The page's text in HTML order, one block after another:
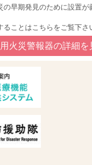
早期発見のために設置が
ことはこちらをご覧下さ
火災警報器の詳細を